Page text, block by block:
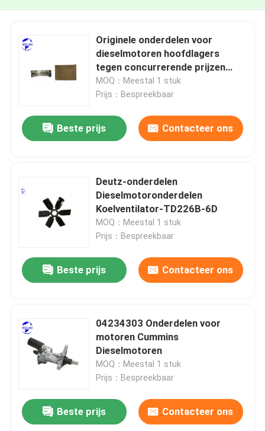
Originele onderdelen voor
dieselmotoren hoofdlagers
tegen concurrerende prijzen
onderdeelnummer 04270247
MOQ：Meestal 1 stuk
Prijs：Bespreekbaar
Beste prijs Contacteer ons
Deutz-onderdelen
Dieselmotoronderdelen
Koelventilator-TD226B-6D
MOQ：Meestal 1 stuk
Prijs：Bespreekbaar
Beste prijs Contacteer ons
04234303 Onderdelen voor
motoren Cummins
Dieselmotoren
MOQ：Meestal 1 stuk
Prijs：Bespreekbaar
Beste prijs Contacteer ons